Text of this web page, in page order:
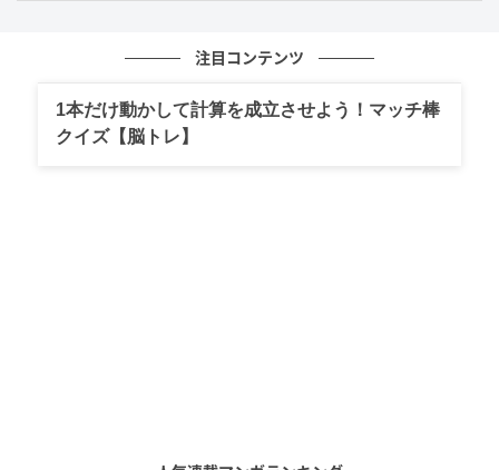
@dramatokku2_mbs 2026年5月7日投稿
より
ドラマ公式アカウントが「控えめに言って激甘」とい
うなんて、いったいどんな内容なんだろう…？とドキド
注目コンテンツ
1本だけ動かして計算を成立させよう！マッチ棒
クイズ【脳トレ】